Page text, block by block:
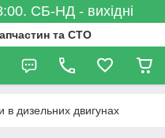
СБ-НД - вихідні
та СТО
в дизельних двигунах